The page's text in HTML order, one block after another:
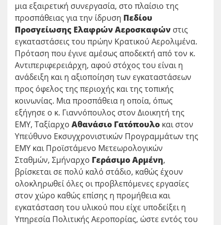
μια εξαιρετική συνεργασία, στο πλαίσιο της
προσπάθειας για την ίδρυση Πεδίου
Προσγείωσης Ελαφρών Αεροσκαφών στις
εγκαταστάσεις του πρώην Κρατικού Αερολιμένα.
Πρόταση που έγινε αμέσως αποδεκτή από τον κ.
Αντιπεριφερειάρχη, αφού στόχος του είναι η
ανάδειξη και η αξιοποίηση των εγκαταστάσεων
προς όφελος της περιοχής και της τοπικής
κοινωνίας. Μια προσπάθεια η οποία, όπως
εξήγησε ο κ. Γιαννόπουλος στον Διοικητή της
ΕΜΥ, Ταξίαρχο Αθανάσιο Γατόπουλο και στον
Υπεύθυνο Εκσυγχρονιστικών Προγραμμάτων της
ΕΜΥ και Προϊστάμενο Μετεωρολογικών
Σταθμών, Σμήναρχο Γεράσιμο Αρμένη,
βρίσκεται σε πολύ καλό στάδιο, καθώς έχουν
ολοκληρωθεί όλες οι προβλεπόμενες εργασίες
στον χώρο καθώς επίσης η προμήθεια και
εγκατάσταση του υλικού που είχε υποδείξει η
Υπηρεσία Πολιτικής Αεροπορίας, ώστε εντός του